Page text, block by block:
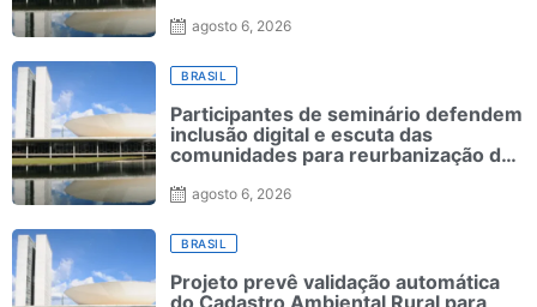
agosto 6, 2026
BRASIL
Participantes de seminário defendem
inclusão digital e escuta das
comunidades para reurbanização de
agosto 6, 2026
BRASIL
Projeto prevê validação automática
do Cadastro Ambiental Rural para